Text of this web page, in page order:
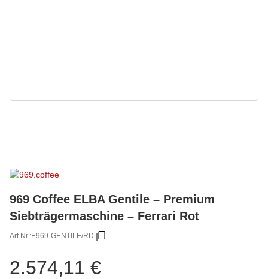
969 Coffee ELBA Gentile – Premium
Siebträgermaschine – Ferrari Rot
Art.Nr.:E969-GENTILE/RD
2.574,11 €